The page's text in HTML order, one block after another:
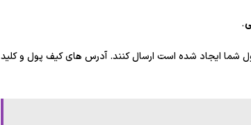
.
شما ایجاد شده است ارسال کنند. آدرس های کیف پول و کلید